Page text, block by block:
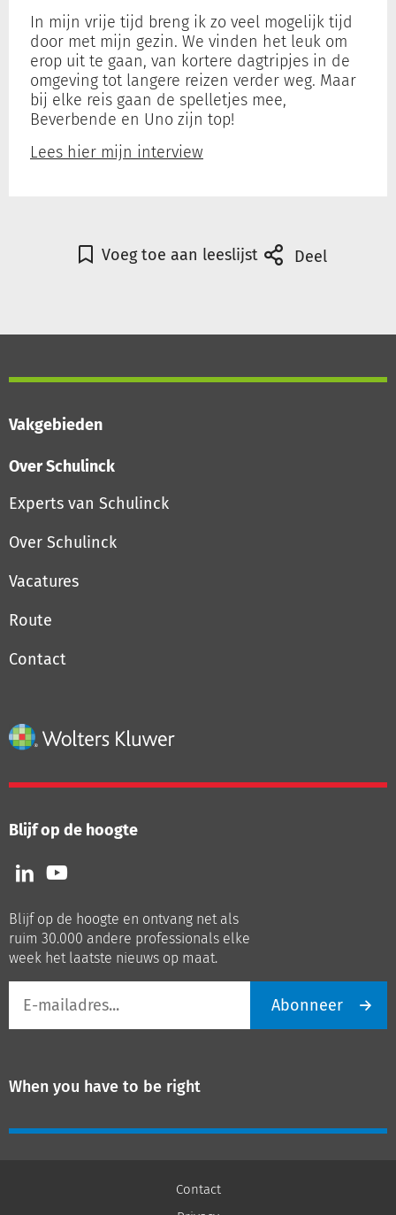
In mijn vrije tijd breng ik zo veel mogelijk tijd
door met mijn gezin. We vinden het leuk om
erop uit te gaan, van kortere dagtripjes in de
omgeving tot langere reizen verder weg. Maar
bij elke reis gaan de spelletjes mee,
Beverbende en Uno zijn top!
Lees hier mijn interview
Voeg toe aan leeslijst Deel
Vakgebieden
Over Schulinck
Experts van Schulinck
Over Schulinck
Vacatures
Route
Contact
Blijf op de hoogte
Volg
ons
LinkedIn
Volg
ons
Youtube
Blijf op de hoogte en ontvang net als
ruim 30.000 andere professionals elke
week het laatste nieuws op maat.
mailadres
Abonneer
When you have to be right
Contact